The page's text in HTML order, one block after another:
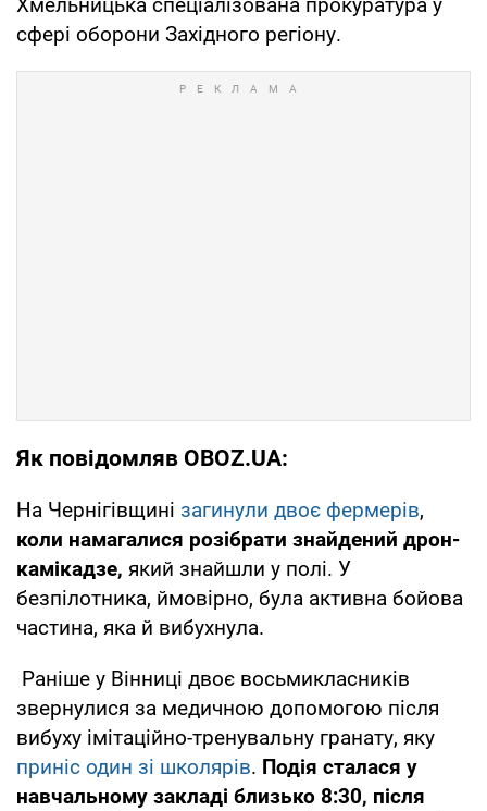
сфері оборони Західного регіону.
Як повідомляв OBOZ.UA:
На Чернігівщині загинули двоє фермерів,
коли намагалися розібрати знайдений дрон-
камікадзе, який знайшли у полі. У
безпілотника, ймовірно, була активна бойова
частина, яка й вибухнула.
Раніше у Вінниці двоє восьмикласників
звернулися за медичною допомогою після
вибуху імітаційно-тренувальну гранату, яку
приніс один зі школярів. Подія сталася у
навчальному закладі близько 8:30, після